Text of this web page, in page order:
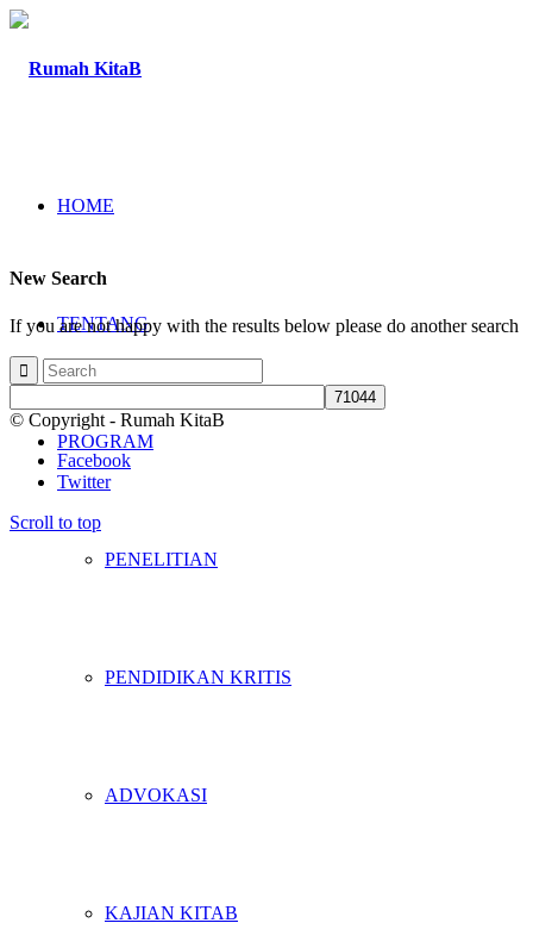
HOME
TENTANG
PROGRAM
PENELITIAN
PENDIDIKAN KRITIS
ADVOKASI
KAJIAN KITAB
New Search
If you are not happy with the results below please do another search
© Copyright - Rumah KitaB
Facebook
Twitter
Scroll to top